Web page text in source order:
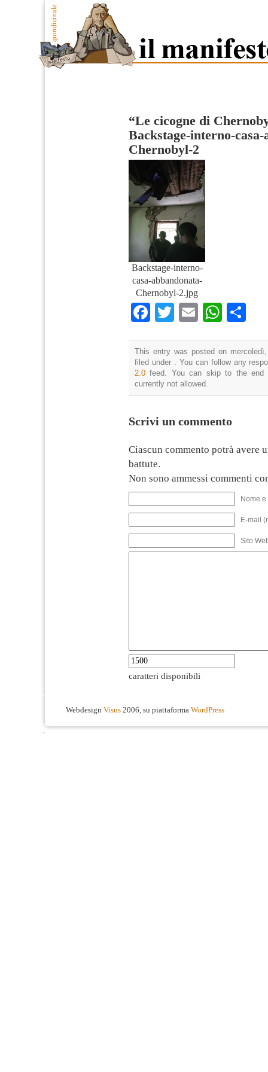
“Le cicogne di
Backstage-interno-
Chernobyl-2
Backstage-interno-
casa-abbandonata-
Chernobyl-2.jpg
Facebook
TwitterEmail
This entry was posted on
filed under . You can follow any
2.0 feed. You can skip to the end
currently not allowed.
Scrivi un commento
Ciascun commento potrà avere
battute.
Non sono ammessi commenti
Nome
E-mail
Sito
caratteri disponibili
Webdesign Visus 2006, su piattaforma WordPress